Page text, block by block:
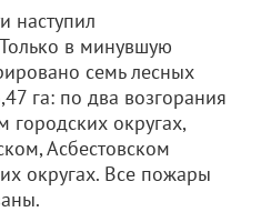
наступил
в минувшую
семь лесных
га: по два возгорания
городских округах,
Асбестовском
округах. Все пожары